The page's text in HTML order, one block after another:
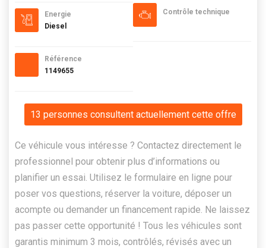
Energie
Diesel
Référence
1149655
Contrôle technique
13 personnes consultent actuellement cette offre
Ce véhicule vous intéresse ? Contactez directement le
professionnel pour obtenir plus d’informations ou
planifier un essai. Utilisez le formulaire en ligne pour
poser vos questions, réserver la voiture, déposer un
acompte ou demander un financement rapide. Ne laissez
pas passer cette opportunité ! Tous les véhicules sont
garantis minimum 3 mois, contrôlés, révisés avec un